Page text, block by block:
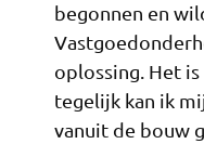
begonnen en
oplossing. Het
tegelijk kan ik
vanuit de bouw